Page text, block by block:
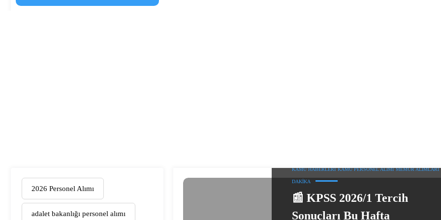
2026 Personel Alımı
adalet bakanlığı personel alımı
KAMU HABERLERI KAMU PERSONEL ALIMI MEMUR ALIMLARI
DAKIKA
📰 KPSS 2026/1 Tercih
Sonuçları Bu Hafta